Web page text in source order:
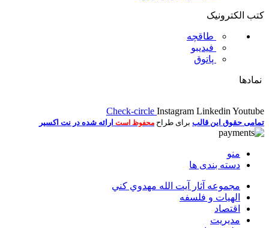
کتب الکترونیک
طاقچه
فیدیبو
پاتوق
نمادها
Check-circle Instagram Linkedin Youtube
تمامی حقوق این قالب برای طراح محفوظ است ارائه شده در نت اکسیر
منو
دسته بندی ها
مجموعه آثار آيت الله مهدوي كني
الهیات و فلسفه
اقتصاد
مديريت